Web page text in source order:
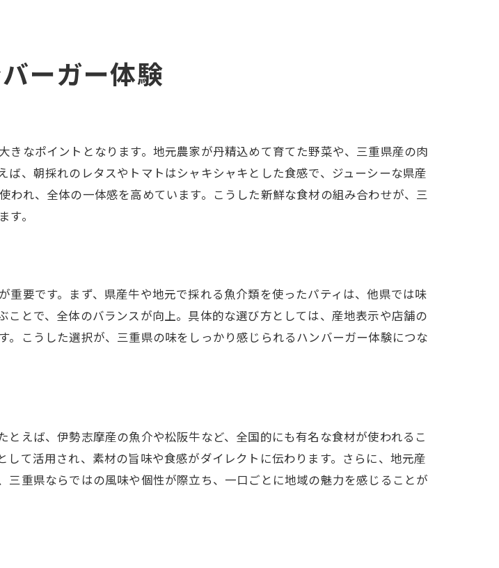
選びでご当地感を楽しむ方法
ーで味わいの違いを発見
注目すべき三重県産食材
バーガーに出会う楽しさ
県ハンバーガー選び
重県ハンバーガー特集
したハンバーガー厳選情報
重県ハンバーガーの魅力
うご当地ハンバーガー特集
のハンバーガーに注目
ーガー体験
なポイントとなります。地元農家が丹精込めて育てた野菜や、三重県産の肉
、朝採れのレタスやトマトはシャキシャキとした食感で、ジューシーな県産
れ、全体の一体感を高めています。こうした新鮮な食材の組み合わせが、三
。
要です。まず、県産牛や地元で採れる魚介類を使ったパティは、他県では味
とで、全体のバランスが向上。具体的な選び方としては、産地表示や店舗の
こうした選択が、三重県の味をしっかり感じられるハンバーガー体験につな
えば、伊勢志摩産の魚介や松阪牛など、全国的にも有名な食材が使われるこ
て活用され、素材の旨味や食感がダイレクトに伝わります。さらに、地元産
重県ならではの風味や個性が際立ち、一口ごとに地域の魅力を感じることが